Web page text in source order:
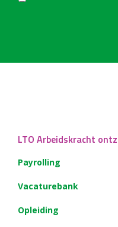
LTO Arbeidskracht
Payrolling
Vacaturebank
Opleiding